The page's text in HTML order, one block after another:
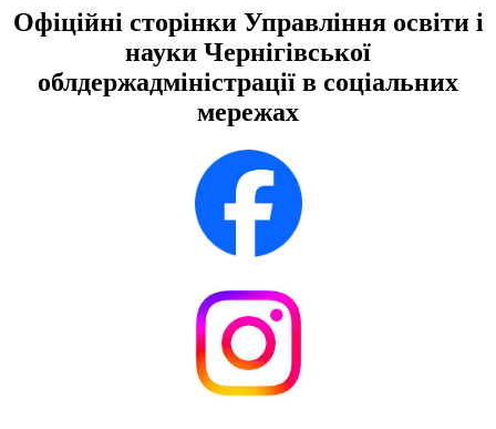
Офіційні сторінки Управління освіти і
науки Чернігівської
облдержадміністрації в соціальних
мережах